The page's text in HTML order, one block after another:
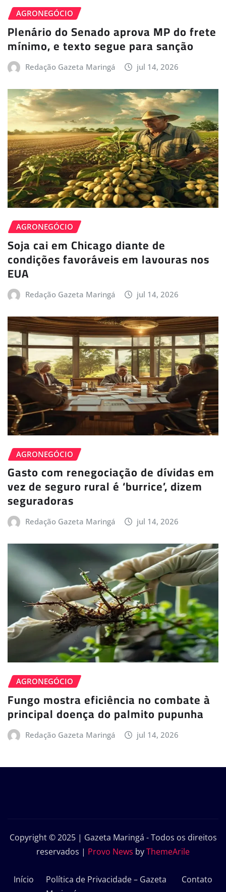
AGRONEGÓCIO
Plenário do Senado aprova MP do frete
mínimo, e texto segue para sanção
Redação Gazeta Maringá jul 14, 2026
AGRONEGÓCIO
Soja cai em Chicago diante de
condições favoráveis em lavouras nos
EUA
Redação Gazeta Maringá jul 14, 2026
AGRONEGÓCIO
Gasto com renegociação de dívidas em
vez de seguro rural é ‘burrice’, dizem
seguradoras
Redação Gazeta Maringá jul 14, 2026
AGRONEGÓCIO
Fungo mostra eficiência no combate à
principal doença do palmito pupunha
Redação Gazeta Maringá jul 14, 2026
Copyright © 2025 | Gazeta Maringá - Todos os direitos
reservados | Provo News byThemeArile
Início
Política de Privacidade – Gazeta
Contato